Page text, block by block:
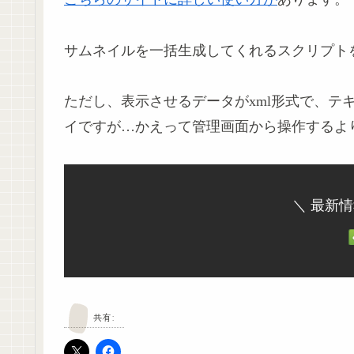
サムネイルを一括生成してくれるスクリプ
ただし、表示させるデータがxml形式で、テ
イですが…かえって管理画面から操作する
＼ 最新
共有: